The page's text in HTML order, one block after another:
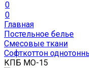
0
0
Главная
Постельное белье
Смесовые ткани
Софткоттон
КПБ MO-15